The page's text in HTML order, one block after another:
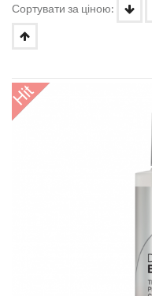
Сортувати за ціною: